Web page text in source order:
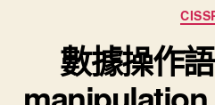
分
類
數據操作